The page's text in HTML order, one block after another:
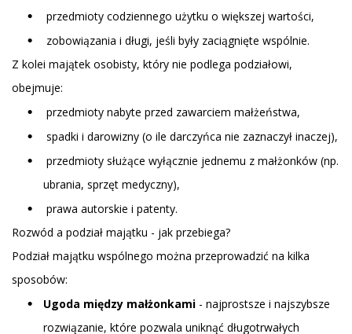
przedmioty codziennego użytku o większej wartości,
zobowiązania i długi, jeśli były zaciągnięte wspólnie.
Z kolei majątek osobisty, który nie podlega podziałowi,
obejmuje:
przedmioty nabyte przed zawarciem małżeństwa,
spadki i darowizny (o ile darczyńca nie zaznaczył inaczej),
przedmioty służące wyłącznie jednemu z małżonków (np.
ubrania, sprzęt medyczny),
prawa autorskie i patenty.
Rozwód a podział majątku - jak przebiega?
Podział majątku wspólnego można przeprowadzić na kilka
sposobów:
Ugoda między małżonkami - najprostsze i najszybsze
rozwiązanie, które pozwala uniknąć długotrwałych